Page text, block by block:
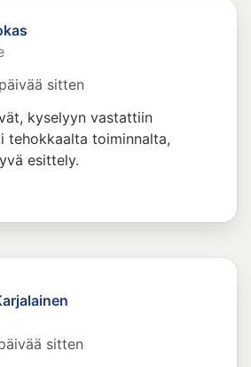
sitten
kyselyyn vastattiin
tehokkaalta toiminnalta,
esittely.
sitten